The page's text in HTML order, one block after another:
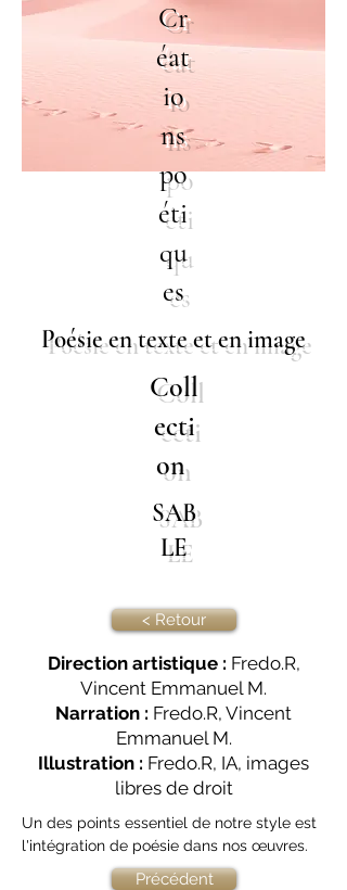
Cr
éat
io
ns
po
éti
qu
es
Poésie en texte et en image
Coll
ecti
on
SAB
LE
< Retour
Direction artistique : Fredo.R,
Vincent Emmanuel M.
Narration : Fredo.R, Vincent
Emmanuel M.
Illustration : Fredo.R, IA, images
libres de droit
Un des points essentiel de notre style est
l'intégration de poésie dans nos œuvres.
Précédent